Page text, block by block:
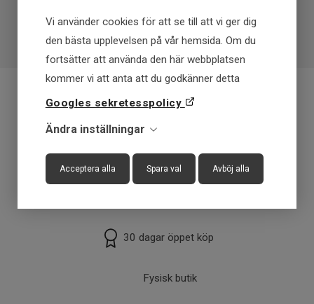
Vi använder cookies för att se till att vi ger dig
den bästa upplevelsen på vår hemsida. Om du
fortsätter att använda den här webbplatsen
kommer vi att anta att du godkänner detta
Googles sekretesspolicy
Ändra inställningar
Acceptera alla Spara val Avböj alla
Få först - Betala senare
30 dagar öppet köp
Fysisk butik